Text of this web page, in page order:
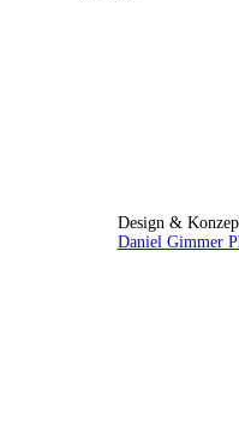
Design &
Daniel Gimmer